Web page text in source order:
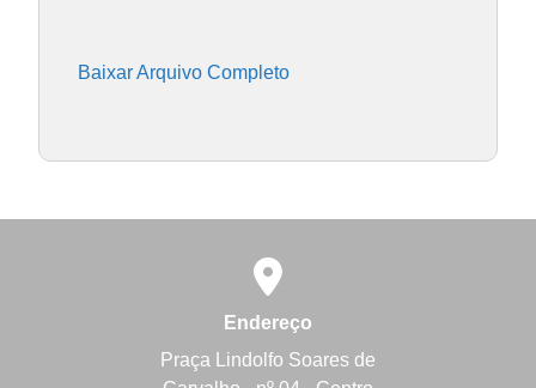
Baixar Arquivo Completo
Endereço
Praça Lindolfo Soares de